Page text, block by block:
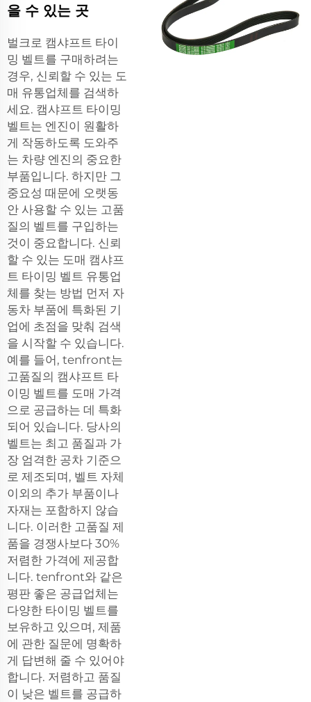
을 수 있는 곳
벌크로 캠샤프트 타이
밍 벨트를 구매하려는
경우, 신뢰할 수 있는 도
매 유통업체를 검색하
세요. 캠샤프트 타이밍
벨트는 엔진이 원활하
게 작동하도록 도와주
는 차량 엔진의 중요한
부품입니다. 하지만 그
중요성 때문에 오랫동
안 사용할 수 있는 고품
질의 벨트를 구입하는
것이 중요합니다. 신뢰
할 수 있는 도매 캠샤프
트 타이밍 벨트 유통업
체를 찾는 방법 먼저 자
동차 부품에 특화된 기
업에 초점을 맞춰 검색
을 시작할 수 있습니다.
예를 들어, tenfront는
고품질의 캠샤프트 타
이밍 벨트를 도매 가격
으로 공급하는 데 특화
되어 있습니다. 당사의
벨트는 최고 품질과 가
장 엄격한 공차 기준으
로 제조되며, 벨트 자체
이외의 추가 부품이나
자재는 포함하지 않습
니다. 이러한 고품질 제
품을 경쟁사보다 30%
저렴한 가격에 제공합
니다. tenfront와 같은
평판 좋은 공급업체는
다양한 타이밍 벨트를
보유하고 있으며, 제품
에 관한 질문에 명확하
게 답변해 줄 수 있어야
합니다. 저렴하고 품질
이 낮은 벨트를 공급하